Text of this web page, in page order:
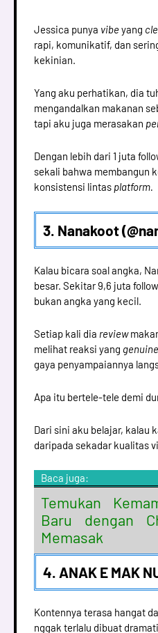
Jessica punya vibeyang
rapi, komunikatif, dan
kekinian.
Yang aku perhatikan, dia
mengandalkan makanan
tapi aku juga merasakan
Dengan lebih dari 1 juta
sekali bahwa membangun
konsistensi lintas platform.
3. Nanakoot
Kalau bicara soal angka,
besar. Sekitar 9,6 juta
bukan angka yang kecil.
Setiap kali dia review
melihat reaksi yang
gaya penyampaiannya
Apa itu bertele-tele demi
Dari sini aku belajar, kalau
daripada sekadar kualitas
Baca juga:
Temukan
Baru dengan
Memasak
4. ANAK E MAK
Kontennya terasa hangat
nggak terlalu dibuat